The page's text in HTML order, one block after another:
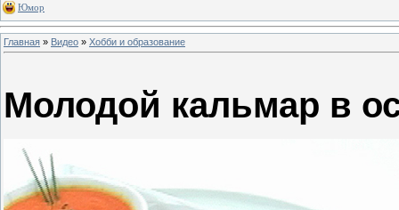
Юмор
Главная » Видео » Хобби и образование
Молодой кальмар в